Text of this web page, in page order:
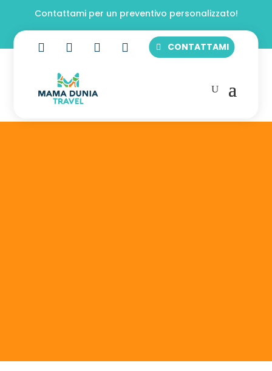
Contattami per un preventivo personalizzato!
    CONTATTAMI